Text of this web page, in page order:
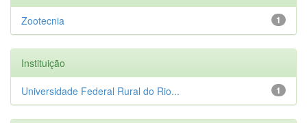
1
Zootecnia
Instituição
1
Universidade Federal Rural do Rio...